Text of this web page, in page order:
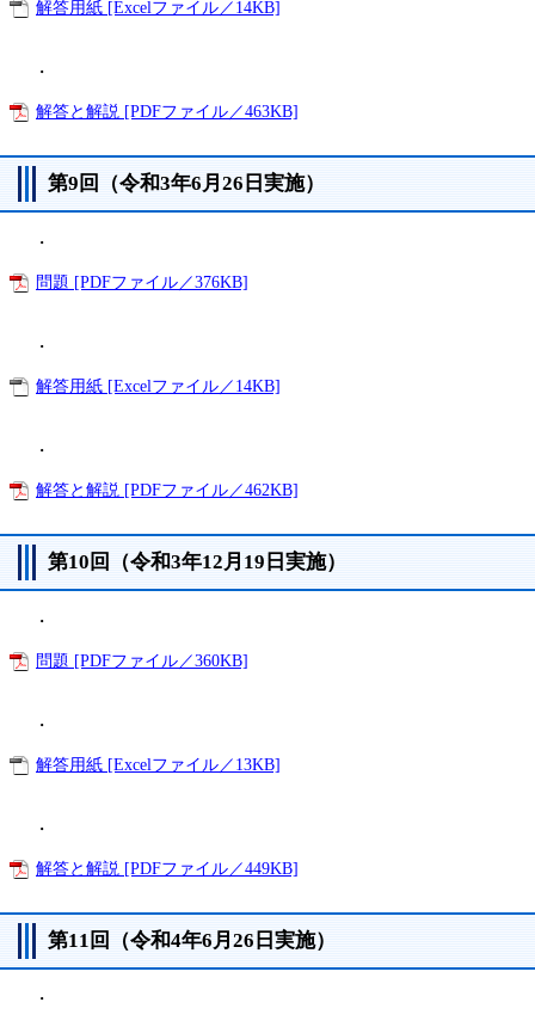
解答用紙 [Excelファイル／14KB]
・
解答と解説 [PDFファイル／463KB]
第9回（令和3年6月26日実施）
・
問題 [PDFファイル／376KB]
・
解答用紙 [Excelファイル／14KB]
・
解答と解説 [PDFファイル／462KB]
第10回（令和3年12月19日実施）
・
問題 [PDFファイル／360KB]
・
解答用紙 [Excelファイル／13KB]
・
解答と解説 [PDFファイル／449KB]
第11回（令和4年6月26日実施）
・